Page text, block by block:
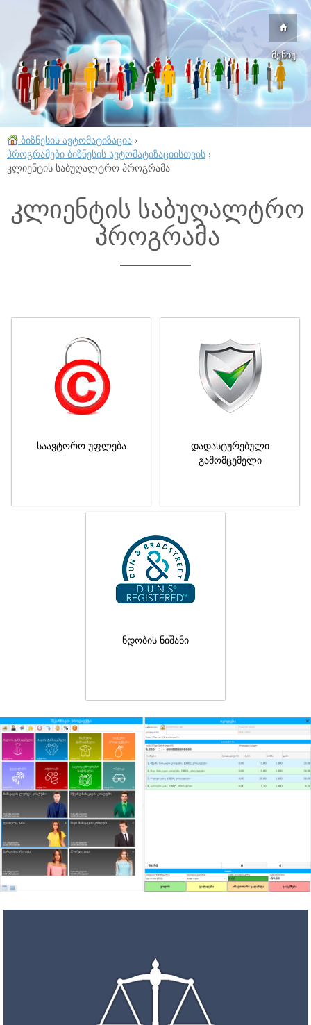
მენიუ
ბიზნესის ავტომატიზაცია ›
პროგრამები ბიზნესის ავტომატიზაციისთვის ›
კლიენტის საბუღალტრო პროგრამა
კლიენტის საბუღალტრო
პროგრამა
საავტორო უფლება
დადასტურებული
გამომცემელი
ნდობის ნიშანი